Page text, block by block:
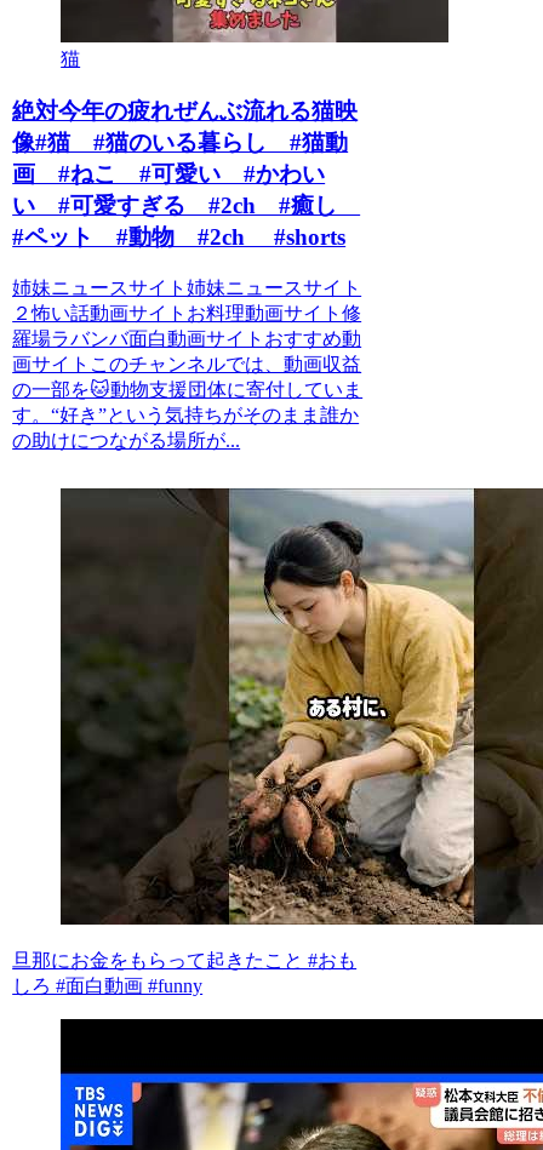
猫
絶対今年の疲れぜんぶ流れる猫映
像#猫 #猫のいる暮らし #猫動
画 #ねこ #可愛い #かわい
い #可愛すぎる #2ch #癒し
#ペット #動物 #2ch #shorts
姉妹ニュースサイト姉妹ニュースサイト
２怖い話動画サイトお料理動画サイト修
羅場ラバンバ面白動画サイトおすすめ動
画サイトこのチャンネルでは、動画収益
の一部を🐱動物支援団体に寄付していま
す。“好き”という気持ちがそのまま誰か
の助けにつながる場所が...
旦那にお金をもらって起きたこと #おも
しろ #面白動画 #funny